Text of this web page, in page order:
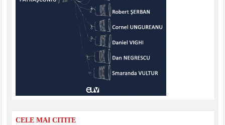
CELE MAI CITITE